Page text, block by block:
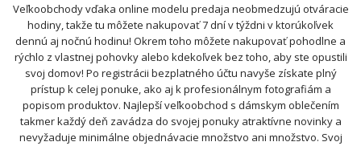
Veľkoobchody vďaka online modelu predaja neobmedzujú otváracie
hodiny, takže tu môžete nakupovať 7 dní v týždni v ktorúkoľvek
dennú aj nočnú hodinu! Okrem toho môžete nakupovať pohodlne a
rýchlo z vlastnej pohovky alebo kdekoľvek bez toho, aby ste opustili
svoj domov! Po registrácii bezplatného účtu navyše získate plný
prístup k celej ponuke, ako aj k profesionálnym fotografiám a
popisom produktov. Najlepší veľkoobchod s dámskym oblečením
takmer každý deň zavádza do svojej ponuky atraktívne novinky a
nevyžaduje minimálne objednávacie množstvo ani množstvo. Svoj